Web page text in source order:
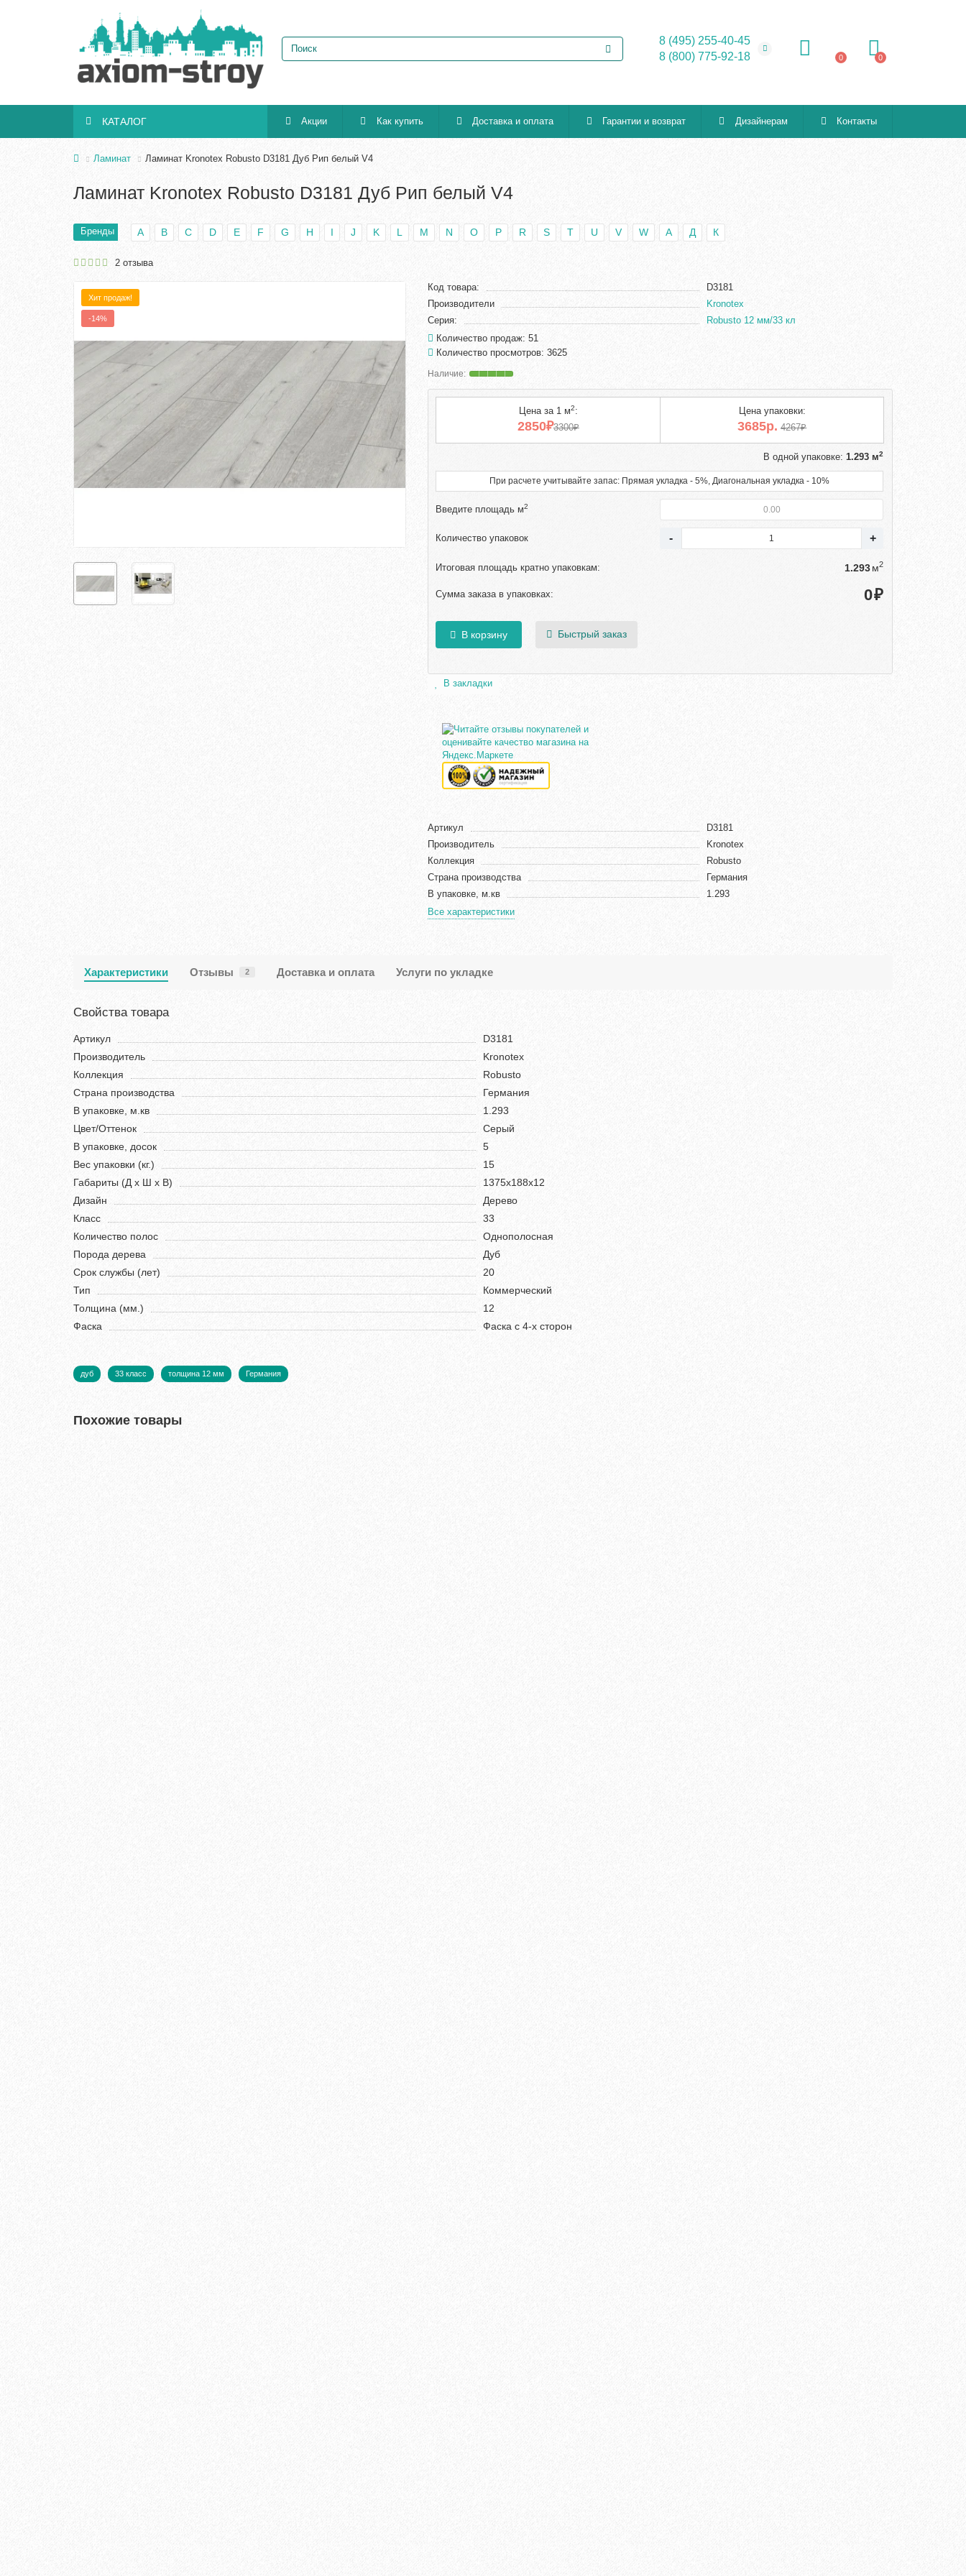
8 (495) 255-40-45
8 (800) 775-92-18
0 0
КАТАЛОГ Акции Как купить Доставка и оплата Гарантии и возврат Дизайнерам Контакты
Ламинат Ламинат Kronotex Robusto D3181 Дуб Рип белый V4
Ламинат Kronotex Robusto D3181 Дуб Рип белый V4
Бренды A B C D E F G H I J K L M N O P R S T U V W А Д К
2 отзыва
Хит продаж!
-14%
Код товара:
D3181
Производители
Kronotex
Серия:
Robusto 12 мм/33 кл
Количество продаж: 51
Количество просмотров: 3625
Цена за 1 м2:
2850₽3300₽
Цена упаковки:
3685р. 4267₽
В одной упаковке: 1.293 м2
При расчете учитывайте запас: Прямая укладка - 5%, Диагональная укладка - 10%
Введите площадь м2
Количество упаковок
Итоговая площадь кратно упаковкам: м2
Сумма заказа в упаковках: ₽
В корзину Быстрый заказ
В закладки
Артикул
D3181
Производитель
Kronotex
Коллекция
Robusto
Страна производства
Германия
В упаковке, м.кв
1.293
Все характеристики
Характеристики Отзывы 2 Доставка и оплата Услуги по укладке
Свойства товара
Артикул
D3181
Производитель
Kronotex
Коллекция
Robusto
Страна производства
Германия
В упаковке, м.кв
1.293
Цвет/Оттенок
Серый
В упаковке, досок
5
Вес упаковки (кг.)
15
Габариты (Д х Ш х В)
1375х188х12
Дизайн
Дерево
Класс
33
Количество полос
Однополосная
Порода дерева
Дуб
Срок службы (лет)
20
Тип
Коммерческий
Толщина (мм.)
12
Фаска
Фаска с 4-х сторон
дуб 33 класс толщина 12 мм Германия
Похожие товары